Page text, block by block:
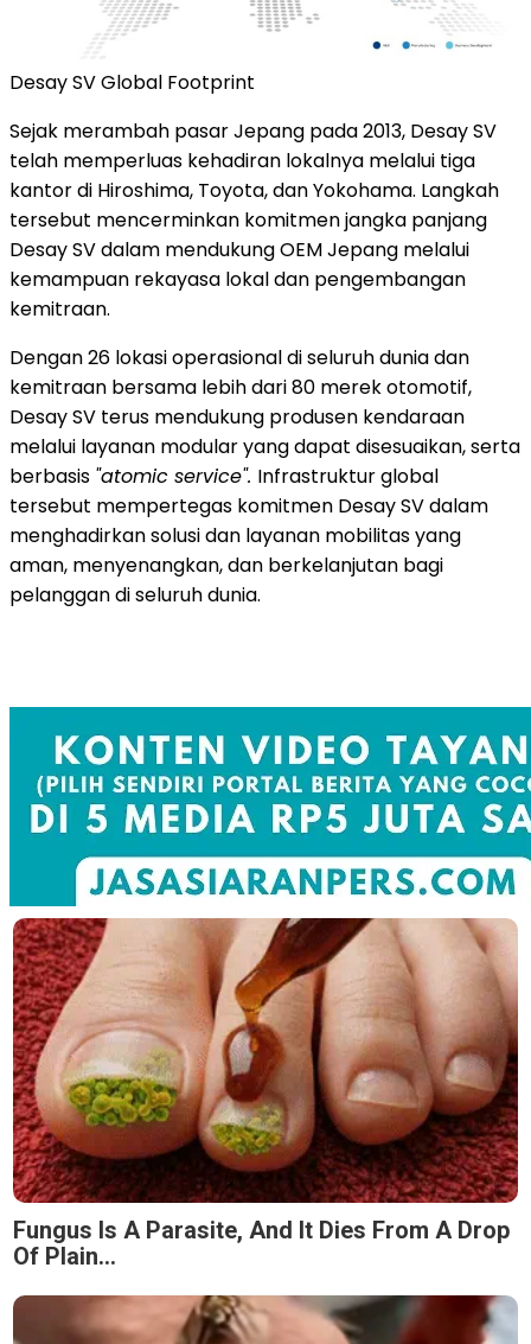
Desay SV Global Footprint
Sejak merambah pasar Jepang pada 2013, Desay SV
telah memperluas kehadiran lokalnya melalui tiga
kantor di Hiroshima, Toyota, dan Yokohama. Langkah
tersebut mencerminkan komitmen jangka panjang
Desay SV dalam mendukung OEM Jepang melalui
kemampuan rekayasa lokal dan pengembangan
kemitraan.
Dengan 26 lokasi operasional di seluruh dunia dan
kemitraan bersama lebih dari 80 merek otomotif,
Desay SV terus mendukung produsen kendaraan
melalui layanan modular yang dapat disesuaikan, serta
berbasis "atomic service". Infrastruktur global
tersebut mempertegas komitmen Desay SV dalam
menghadirkan solusi dan layanan mobilitas yang
aman, menyenangkan, dan berkelanjutan bagi
pelanggan di seluruh dunia.
Fungus Is A Parasite, And It Dies From A Drop
Of Plain...